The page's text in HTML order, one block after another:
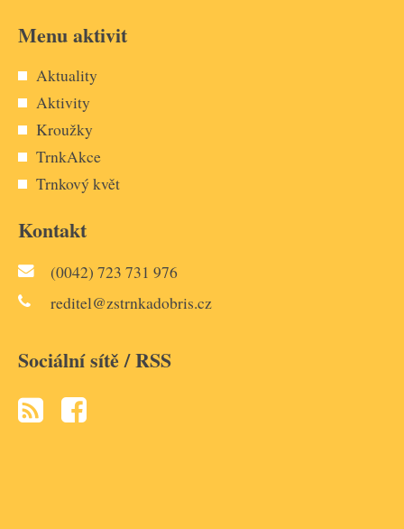
Menu aktivit
Aktuality
Aktivity
Kroužky
TrnkAkce
Trnkový květ
Kontakt
(0042) 723 731 976
reditel@zstrnkadobris.cz
Sociální sítě / RSS